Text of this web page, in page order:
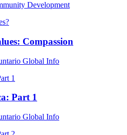
Development
Compassion
Global Info
Part 1
Global Info